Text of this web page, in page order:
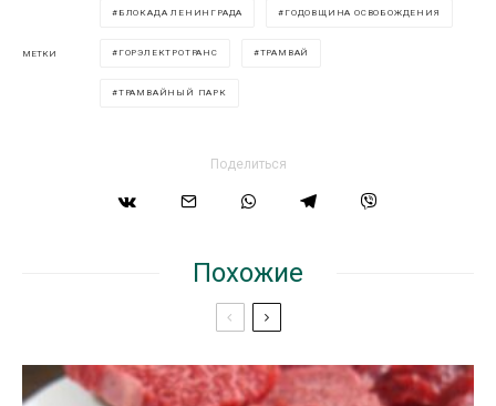
МЕТКИ
БЛОКАДА ЛЕНИНГРАДА ГОДОВЩИНА ОСВОБОЖДЕНИЯ
ГОРЭЛЕКТРОТРАНС ТРАМВАЙ
ТРАМВАЙНЫЙ ПАРК
Поделиться
Похожие